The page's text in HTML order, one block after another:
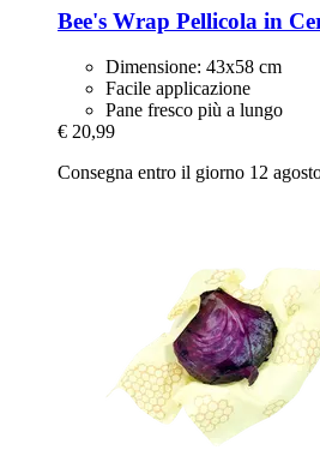
Bee's Wrap Pellicola in
Dimensione: 43x58 cm
Facile applicazione
Pane fresco più a lungo
€ 20,99
Consegna entro il giorno 12